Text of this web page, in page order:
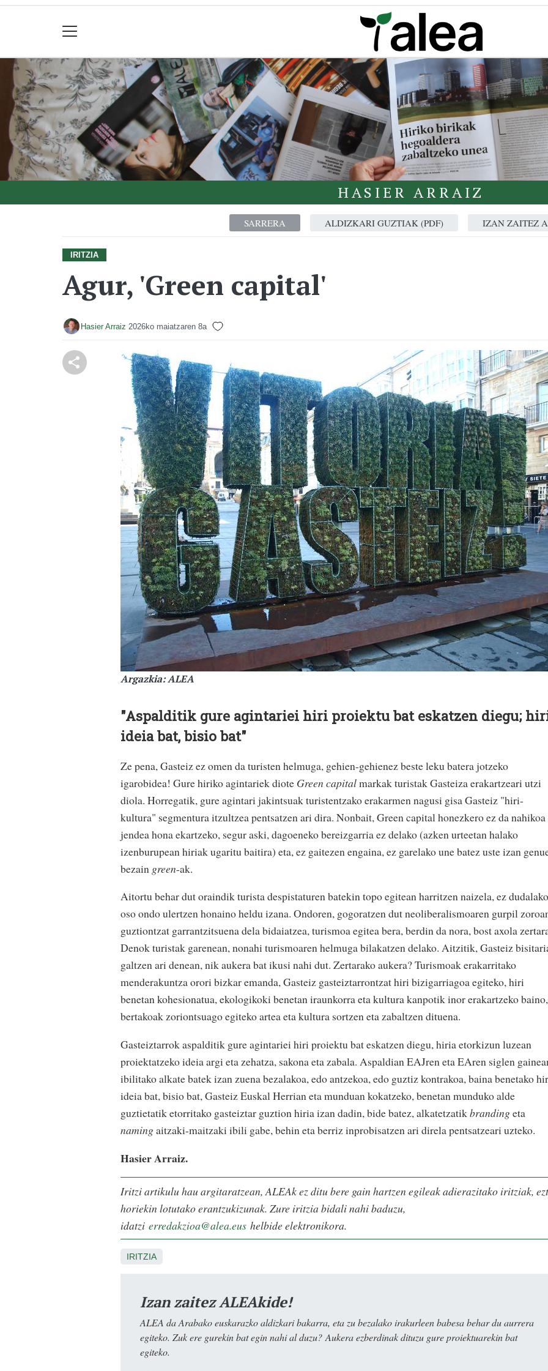
HASIER ARRAIZ
SARRERA ALDIZKARI GUZTIAK (PDF) IZAN ZAITEZ
IRITZIA
Agur, 'Green capital'
Hasier Arraiz 2026ko maiatzaren 8a
Argazkia: ALEA
"Aspalditik gure agintariei hiri proiektu bat eskatzen diegu;
ideia bat, bisio bat"
Ze pena, Gasteiz ez omen da turisten helmuga, gehien-gehienez beste leku batera jotzeko
igarobidea! Gure hiriko agintariek diote Green capitalmarkak turistak Gasteiza erakartzeari utzi
diola. Horregatik, gure agintari jakintsuak turistentzako erakarmen nagusi gisa Gasteiz "hiri-
kultura" segmentura itzultzea pentsatzen ari dira. Nonbait, Green capital honezkero ez da nahikoa
jendea hona ekartzeko, segur aski, dagoeneko bereizgarria ez delako (azken urteetan halako
izenburupean hiriak ugaritu baitira) eta, ez gaitezen engaina, ez garelako une batez uste izan
bezain green-ak.
Aitortu behar dut oraindik turista despistaturen batekin topo egitean harritzen naizela, ez dudalako
oso ondo ulertzen honaino heldu izana. Ondoren, gogoratzen dut neoliberalismoaren gurpil
guztiontzat garrantzitsuena dela bidaiatzea, turismoa egitea bera, berdin da nora, bost axola
Denok turistak garenean, nonahi turismoaren helmuga bilakatzen delako. Aitzitik, Gasteiz
galtzen ari denean, nik aukera bat ikusi nahi dut. Zertarako aukera? Turismoak erakarritako
menderakuntza orori bizkar emanda, Gasteiz gasteiztarrontzat hiri bizigarriagoa egiteko, hiri
benetan kohesionatua, ekologikoki benetan iraunkorra eta kultura kanpotik inor erakartzeko baino,
bertakoak zoriontsuago egiteko artea eta kultura sortzen eta zabaltzen dituena.
Gasteiztarrok aspalditik gure agintariei hiri proiektu bat eskatzen diegu, hiria etorkizun luzean
proiektatzeko ideia argi eta zehatza, sakona eta zabala. Aspaldian EAJren eta EAren siglen
ibilitako alkate batek izan zuena bezalakoa, edo antzekoa, edo guztiz kontrakoa, baina benetako
ideia bat, bisio bat, Gasteiz Euskal Herrian eta munduan kokatzeko, benetan munduko alde
guztietatik etorritako gasteiztar guztion hiria izan dadin, bide batez, alkatetzatikbrandingeta
namingaitzaki-maitzaki ibili gabe, behin eta berriz inprobisatzen ari direla pentsatzeari uzteko.
Hasier Arraiz.
Iritzi artikulu hau argitaratzean, ALEAk ez ditu bere gain hartzen egileak adierazitako iritziak,
horiekin lotutako erantzukizunak. Zure iritzia bidali nahi baduzu,
idatzi erredakzioa@alea.eus helbide elektronikora.
IRITZIA
Izan zaitez ALEAkide!
ALEA da Arabako euskarazko aldizkari bakarra, eta zu bezalako irakurleen babesa behar du aurrera
egiteko. Zuk ere gurekin bat egin nahi al duzu? Aukera ezberdinak dituzu gure proiektuarekin bat
egiteko.